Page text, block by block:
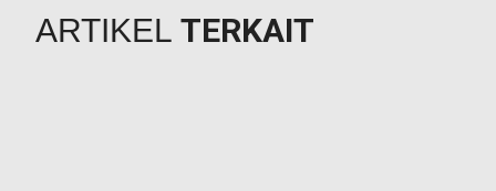
ARTIKEL TERKAIT